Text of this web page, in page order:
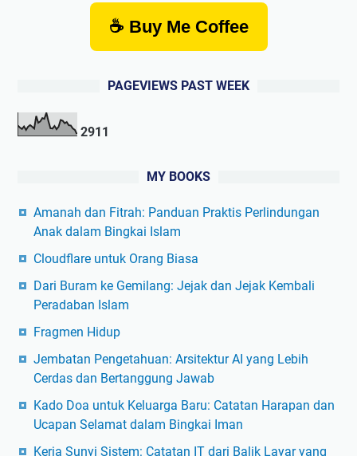
☕ Buy Me Coffee
PAGEVIEWS PAST WEEK
2911
MY BOOKS
Amanah dan Fitrah: Panduan Praktis Perlindungan
Anak dalam Bingkai Islam
Cloudflare untuk Orang Biasa
Dari Buram ke Gemilang: Jejak dan Jejak Kembali
Peradaban Islam
Fragmen Hidup
Jembatan Pengetahuan: Arsitektur AI yang Lebih
Cerdas dan Bertanggung Jawab
Kado Doa untuk Keluarga Baru: Catatan Harapan dan
Ucapan Selamat dalam Bingkai Iman
Kerja Sunyi Sistem: Catatan IT dari Balik Layar yang